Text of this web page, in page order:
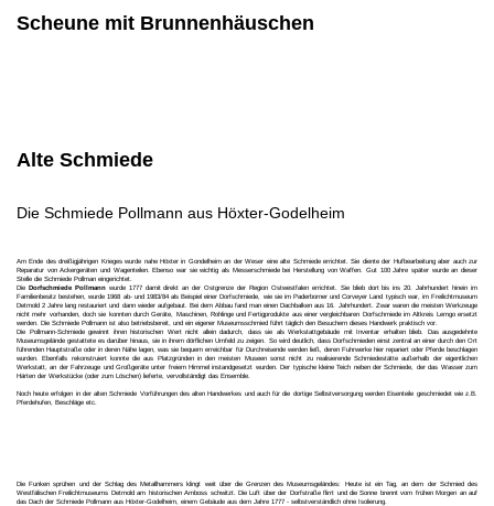
Scheune mit Brunnenhäuschen
Alte Schmiede
Die Schmiede Pollmann aus Höxter-Godelheim
Am Ende des dreißigjährigen Krieges wurde nahe Höxter in Gondelheim an der Weser eine alte Schmiede errichtet. Sie diente der Hufbearbeitung aber auch zur
Reparatur von Ackergeräten und Wagenteilen. Ebenso war sie wichtig als Messerschmiede bei Herstellung von Waffen. Gut 100 Jahre später wurde an dieser
Stelle die Schmiede Pollman eingerichtet.
Die Dorfschmiede Pollmannwurde 1777 damit direkt an der Ostgrenze der Region Ostwestfalen errichtet. Sie blieb dort bis ins 20. Jahrhundert hinein im
Familienbesitz bestehen, wurde 1968 ab- und 1983/84 als Beispiel einer Dorfschmiede, wie sie im Paderborner und Corveyer Land typisch war, im Freilichtmuseum
Detmold 2 Jahre lang restauriert und dann wieder aufgebaut. Bei dem Abbau fand man einen Dachbalken aus 16. Jahrhundert. Zwar waren die meisten Werkzeuge
nicht mehr vorhanden, doch sie konnten durch Geräte, Maschinen, Rohlinge und Fertigprodukte aus einer vergleichbaren Dorfschmiede im Altkreis Lemgo ersetzt
werden. Die Schmiede Pollmann ist also betriebsbereit, und ein eigener Museumsschmied führt täglich den Besuchern dieses Handwerk praktisch vor.
Die Pollmann-Schmiede gewinnt ihren historischen Wert nicht allein dadurch, dass sie als Werkstattgebäude mit Inventar erhalten blieb. Das ausgedehnte
Museumsgelände gestattete es darüber hinaus, sie in ihrem dörflichen Umfeld zu zeigen. So wird deutlich, dass Dorfschmieden einst zentral an einer durch den Ort
führenden Hauptstraße oder in deren Nähe lagen, was sie bequem erreichbar für Durchreisende werden ließ, deren Fuhrwerke hier repariert oder Pferde beschlagen
wurden. Ebenfalls rekonstruiert konnte die aus Platzgründen in den meisten Museen sonst nicht zu realisierende Schmiedestätte außerhalb der eigentlichen
Werkstatt, an der Fahrzeuge und Großgeräte unter freiem Himmel instandgesetzt wurden. Der typische kleine Teich neben der Schmiede, der das Wasser zum
Härten der Werkstücke (oder zum Löschen) lieferte, vervollständigt das Ensemble.
Noch heute erfolgen in der alten Schmiede Vorführungen des alten Handwerkes und auch für die dortige Selbstversorgung werden Eisenteile geschmiedet wie z.B.
Pferdehufen, Beschläge etc.
Die Funken sprühen und der Schlag des Metallhammers klingt weit über die Grenzen des Museumsgeländes: Heute ist ein Tag, an dem der Schmied des
Westfälischen Freilichtmuseums Detmold am historischen Amboss schwitzt. Die Luft über der Dorfstraße flirrt und die Sonne brennt vom frühen Morgen an auf
das Dach der Schmiede Pollmann aus Höxter-Godelheim, einem Gebäude aus dem Jahre 1777 - selbstverständlich ohne Isolierung.